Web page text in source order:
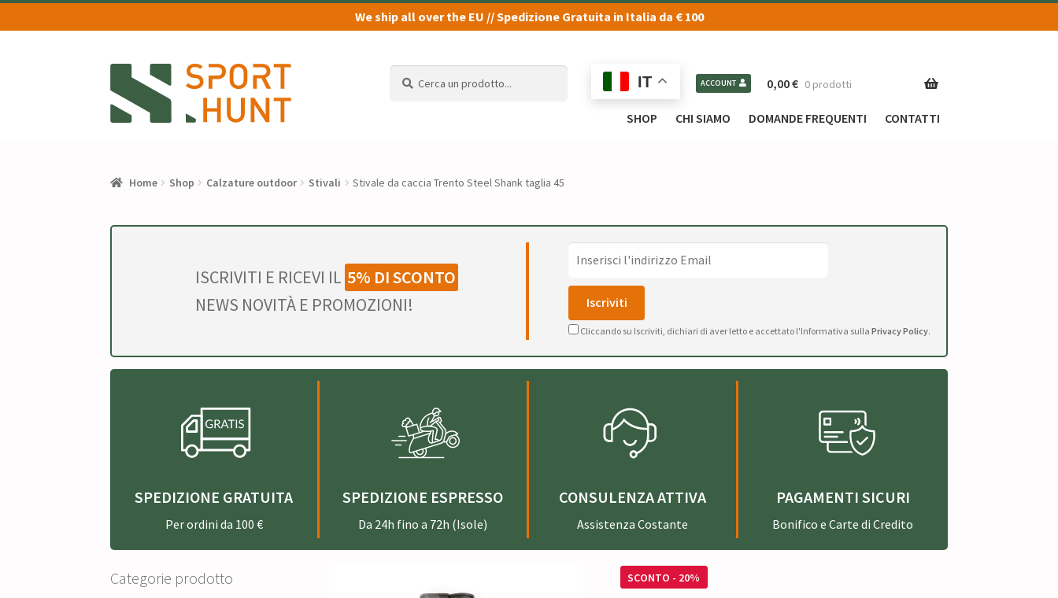
We ship all over the EU // Spedizione Gratuita in Italia da € 100
alla
navigazione
al
contenuto
IT ACCOUNT 0,00€ 0 prodotti
SHOP CHI SIAMO DOMANDE FREQUENTI CONTATTI
Home Shop Calzature outdoor Stivali Stivale da caccia Trento Steel Shank taglia 45
ISCRIVITI E RICEVI IL 5% DI SCONTO
NEWS NOVITÀ E PROMOZIONI!
Cliccando su Iscriviti, dichiari di aver letto e accettato l'Informativa sulla Privacy Policy.
SPEDIZIONE GRATUITA
Per ordini da 100 €
SPEDIZIONE ESPRESSO
Da 24h fino a 72h (Isole)
CONSULENZA ATTIVA
Assistenza Costante
PAGAMENTI SICURI
Bonifico e Carte di Credito
SCONTO - 20%
Categorie prodotto